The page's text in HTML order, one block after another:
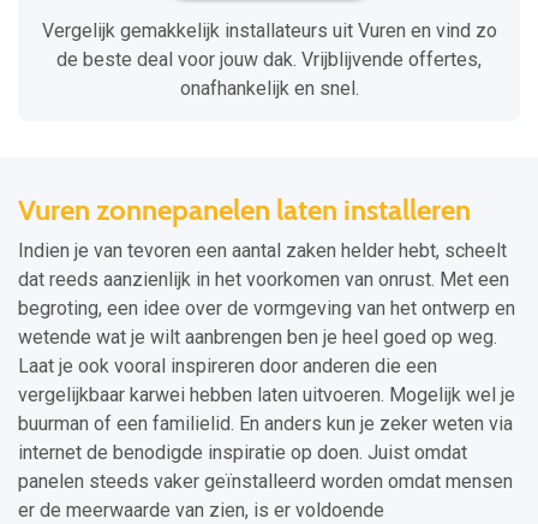
Vergelijk gemakkelijk installateurs uit Vuren en vind zo
de beste deal voor jouw dak. Vrijblijvende offertes,
onafhankelijk en snel.
Vuren zonnepanelen laten installeren
Indien je van tevoren een aantal zaken helder hebt, scheelt
dat reeds aanzienlijk in het voorkomen van onrust. Met een
begroting, een idee over de vormgeving van het ontwerp en
wetende wat je wilt aanbrengen ben je heel goed op weg.
Laat je ook vooral inspireren door anderen die een
vergelijkbaar karwei hebben laten uitvoeren. Mogelijk wel je
buurman of een familielid. En anders kun je zeker weten via
internet de benodigde inspiratie op doen. Juist omdat
panelen steeds vaker geïnstalleerd worden omdat mensen
er de meerwaarde van zien, is er voldoende